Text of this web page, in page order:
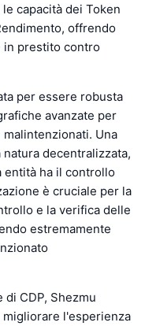
capacità dei Token
offrendo
in prestito contro
per essere robusta
avanzate per
Una
decentralizzata,
entità ha il controllo
è cruciale per la
e la verifica delle
estremamente
CDP, Shezmu
l'esperienza